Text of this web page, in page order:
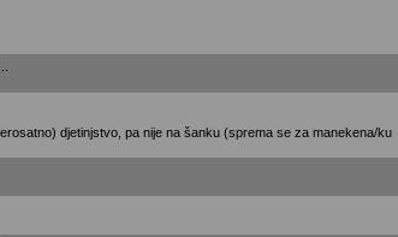
djetinjstvo, pa nije na šanku (sprema se za manekena/ku